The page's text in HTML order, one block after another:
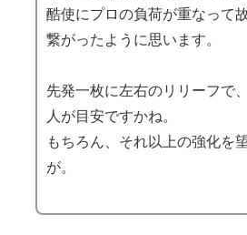
酷使にプロの負荷が重なって
繋がったように思います。
先発一枚に左右のリリーフで
人が目安ですかね。
もちろん、それ以上の強化を
が。